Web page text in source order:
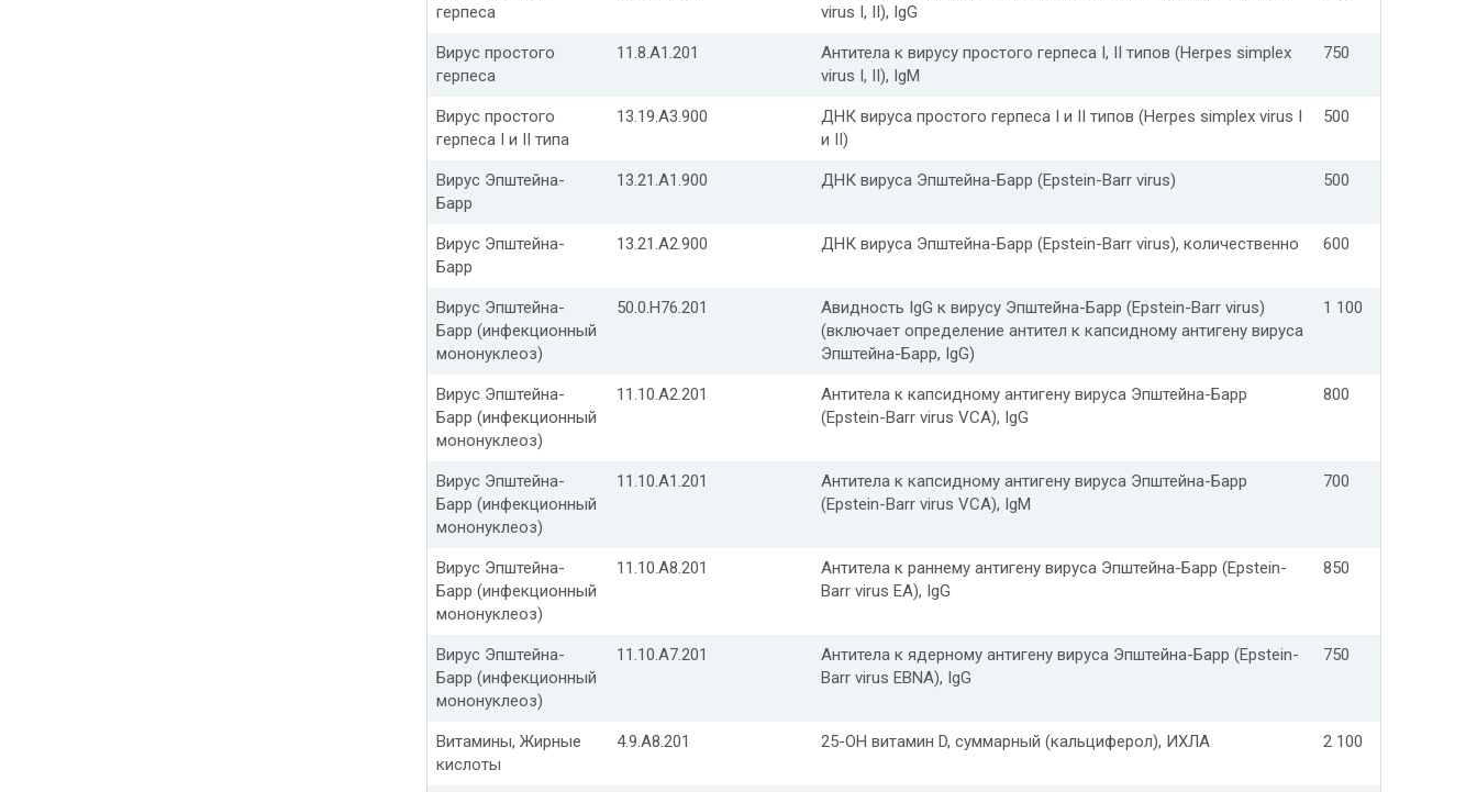
герпеса
virus I, II), IgG
Вирус простого
герпеса
11.8.A1.201
Антитела к вирусу простого герпеса I, II типов (Herpes simplex
virus I, II), IgM
750
Вирус простого
герпеса I и II типа
13.19.A3.900
ДНК вируса простого герпеса I и II типов (Herpes simplex virus I
и II)
500
Вирус Эпштейна-
Барр
13.21.A1.900 ДНК вируса Эпштейна-Барр (Epstein-Barr virus) 500
Вирус Эпштейна-
Барр
13.21.A2.900 ДНК вируса Эпштейна-Барр (Epstein-Barr virus), количественно 600
Вирус Эпштейна-
Барр (инфекционный
мононуклеоз)
50.0.H76.201
Авидность IgG к вирусу Эпштейна-Барр (Epstein-Barr virus)
(включает определение антител к капсидному антигену вируса
Эпштейна-Барр, IgG)
1 100
Вирус Эпштейна-
Барр (инфекционный
мононуклеоз)
11.10.A2.201
Антитела к капсидному антигену вируса Эпштейна-Барр
(Epstein-Barr virus VCA), IgG
800
Вирус Эпштейна-
Барр (инфекционный
мононуклеоз)
11.10.A1.201
Антитела к капсидному антигену вируса Эпштейна-Барр
(Epstein-Barr virus VCA), IgM
700
Вирус Эпштейна-
Барр (инфекционный
мононуклеоз)
11.10.A8.201
Антитела к раннему антигену вируса Эпштейна-Барр (Epstein-
Barr virus EA), IgG
850
Вирус Эпштейна-
Барр (инфекционный
мононуклеоз)
11.10.A7.201
Антитела к ядерному антигену вируса Эпштейна-Барр (Epstein-
Barr virus EBNA), IgG
750
Витамины, Жирные
кислоты
4.9.A8.201 25-OH витамин D, суммарный (кальциферол), ИХЛА 2 100